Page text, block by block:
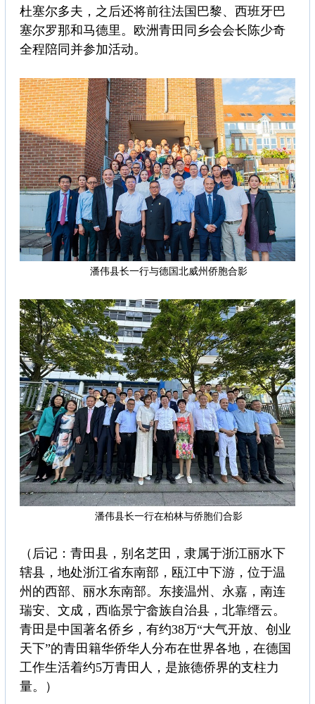
杜塞尔多夫，之后还将前往法国巴黎、西班牙巴
塞尔罗那和马德里。欧洲青田同乡会会长陈少奇
全程陪同并参加活动。
潘伟县长一行与德国北威州侨胞合影
潘伟县长一行在柏林与侨胞们合影
（后记：青田县，别名芝田，隶属于浙江丽水下
辖县，地处浙江省东南部，瓯江中下游，位于温
州的西部、丽水东南部。东接温州、永嘉，南连
瑞安、文成，西临景宁畲族自治县，北靠缙云。
青田是中国著名侨乡，有约38万“大气开放、创业
天下”的青田籍华侨华人分布在世界各地，在德国
工作生活着约5万青田人，是旅德侨界的支柱力
量。）